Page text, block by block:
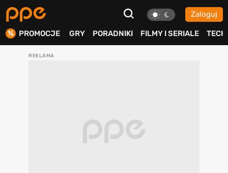
Zaloguj
PROMOCJE GRY PORADNIKI FILMY I SERIALE TECH